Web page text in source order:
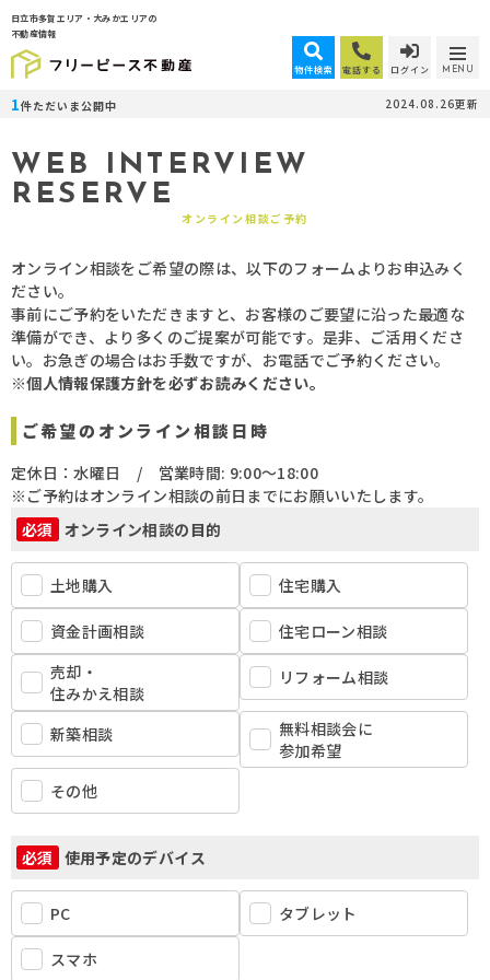
日立市多賀エリア・大みかエリアの
不動産情報
物件検索 電話する ログイン MENU
1件ただいま公開中 2024.08.26更新
WEB INTERVIEW
RESERVE
オンライン相談ご予約
オンライン相談をご希望の際は、以下のフォームよりお申込みく
ださい。
事前にご予約をいただきますと、お客様のご要望に沿った最適な
準備ができ、より多くのご提案が可能です。是非、ご活用くださ
い。お急ぎの場合はお手数ですが、お電話でご予約ください。
※個人情報保護方針を必ずお読みください。
ご希望のオンライン相談日時
定休日：水曜日 / 営業時間: 9:00～18:00
※ご予約はオンライン相談の前日までにお願いいたします。
必須 オンライン相談の目的
土地購入 住宅購入
資金計画相談
住宅ローン相談
売却・
住みかえ相談
リフォーム相談
新築相談
無料相談会に
参加希望
その他
必須 使用予定のデバイス
PC タブレット
スマホ